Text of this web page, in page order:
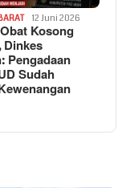
12 Juni 2026
Kosong
Dinkes
Pengadaan
Sudah